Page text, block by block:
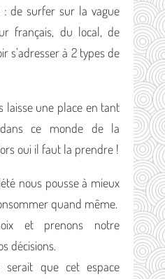
: de surfer sur la vague
français, du local, de
s’adresser à 2 types de
laisse une place en tant
dans ce monde de la
oui il faut la prendre !
nous pousse à mieux
quand même.
et prenons notre
décisions.
que cet espace